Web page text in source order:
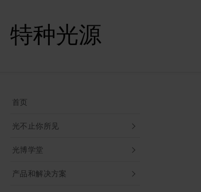
特种光源
首页
光不止你所见
光博学堂
产品和解决方案